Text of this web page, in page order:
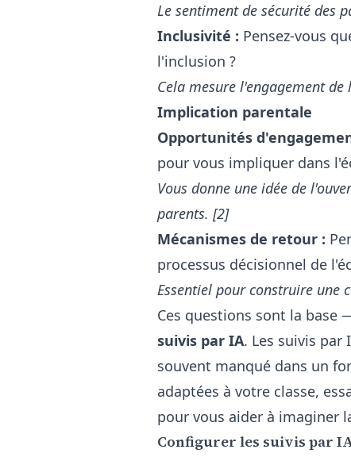
Le sentiment de sécurité des
Inclusivité : Pensez-vous
l'inclusion ?
Cela mesure l'engagement
Implication parentale
Opportunités
pour vous impliquer dans
Vous donne une idée de
parents. [2]
Mécanismes de retour :
processus décisionnel de
Essentiel pour construire une
Ces questions sont la base
suivis par IA. Les suivis
souvent manqué dans un
adaptées à votre classe,
pour vous aider à imaginer
Configurer les suivis par